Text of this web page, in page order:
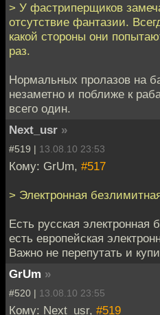
> У фастриперщиков
отсутствие фантазии.
какой стороны они
раз.
Нормальных пролазов на
незаметно и поближе к
всего один.
Next_usr »
#519 | 13.08.10 23:53
Кому: GrUm, #517
> Электронная
Есть русская электронная
есть европейская
Важно не перепутать и
GrUm »
#520 | 13.08.10 23:55
Кому: Next_usr, #519